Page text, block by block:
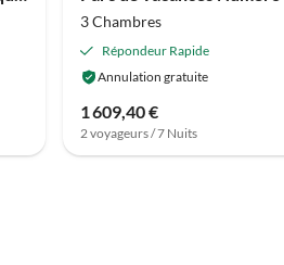
3 Chambres
Répondeur Rapide
Annulation gratuite
1 609,40 €
2 voyageurs / 7 Nuits